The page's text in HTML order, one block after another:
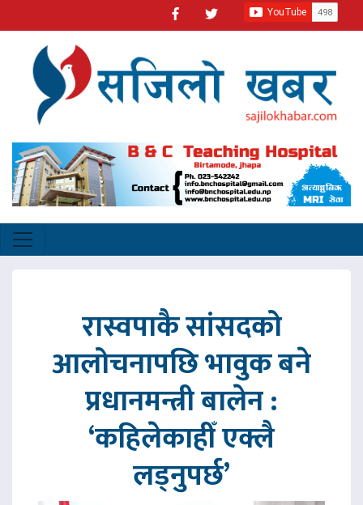
रास्वपाकै सांसदको
आलोचनापछि भावुक बने
प्रधानमन्त्री बालेन :
‘कहिलेकाहीँ एक्लै
लड्नुपर्छ’